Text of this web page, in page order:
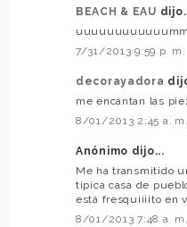
BEACH & EAU
7/31/2013 9:59 p. m.
decorayadora
me encantan las
8/01/2013 2:45 a. m.
Anónimo dijo...
Me ha transmitido
típica casa de
está fresquiiiito en
8/01/2013 7:48 a. m.